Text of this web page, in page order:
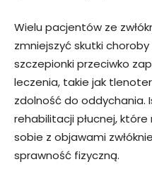
Wielu pacjentów ze
zmniejszyć skutki
szczepionki przeciwko
leczenia, takie jak
zdolność do oddychania.
rehabilitacji płucnej,
sobie z objawami
sprawność fizyczną.